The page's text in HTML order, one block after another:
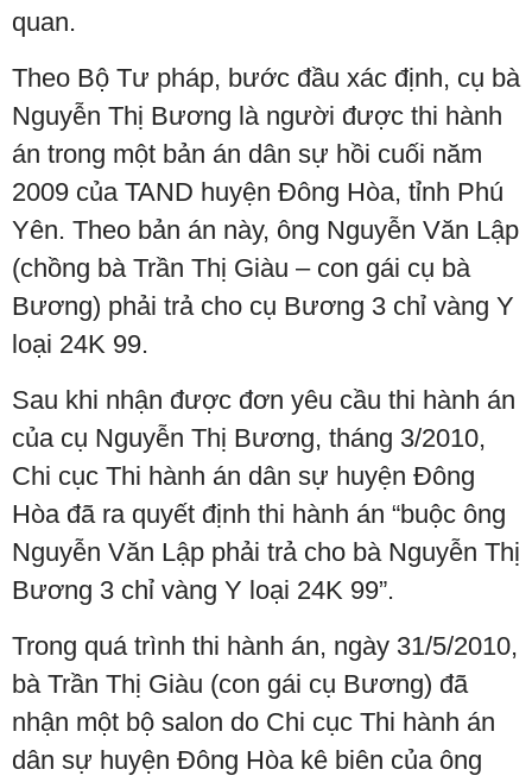
quan.
Theo Bộ Tư pháp, bước đầu xác định, cụ bà
Nguyễn Thị Bương là người được thi hành
án trong một bản án dân sự hồi cuối năm
2009 của TAND huyện Đông Hòa, tỉnh Phú
Yên. Theo bản án này, ông Nguyễn Văn Lập
(chồng bà Trần Thị Giàu – con gái cụ bà
Bương) phải trả cho cụ Bương 3 chỉ vàng Y
loại 24K 99.
Sau khi nhận được đơn yêu cầu thi hành án
của cụ Nguyễn Thị Bương, tháng 3/2010,
Chi cục Thi hành án dân sự huyện Đông
Hòa đã ra quyết định thi hành án “buộc ông
Nguyễn Văn Lập phải trả cho bà Nguyễn Thị
Bương 3 chỉ vàng Y loại 24K 99”.
Trong quá trình thi hành án, ngày 31/5/2010,
bà Trần Thị Giàu (con gái cụ Bương) đã
nhận một bộ salon do Chi cục Thi hành án
dân sự huyện Đông Hòa kê biên của ông